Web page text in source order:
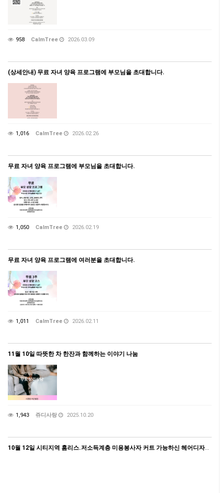
958 CalmTree 2026.03.09
(상세안내) 무료 자녀 양육 프로그램에 부모님을 초대합니다.
1,016 CalmTree 2026.02.26
무료 자녀 양육 프로그램에 부모님을 초대합니다.
1,050 CalmTree 2026.02.19
무료 자녀 양육 프로그램에 여러분을 초대합니다.
1,011 CalmTree 2026.02.11
11월 10일 따뜻한 차 한잔과 함께하는 이야기 나눔
1,943 쥬디사랑 2025.10.20
10월 12일 시티지역 홈리스.저소득계층 미용봉사자 커트 가능하신 헤어디자이너.바버 참여/ 일반인 봉사가능